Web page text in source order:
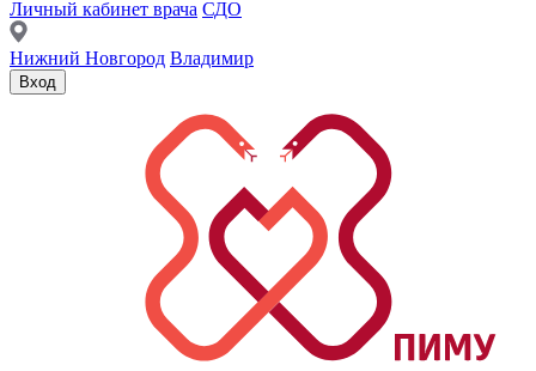
Личный кабинет врача СДО
Нижний Новгород Владимир
Вход